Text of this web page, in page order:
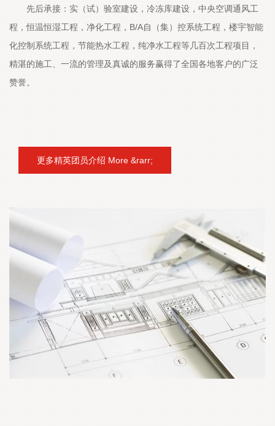
先后承接：实（试）验室建设，冷冻库建设，中央空调通风工
程，恒温恒湿工程，净化工程，B/A自（集）控系统工程，楼宇智能
化控制系统工程，节能热水工程，纯净水工程等几百次工程项目，
精湛的施工、一流的管理及真诚的服务赢得了全国各地客户的广泛
赞誉。
更多精英团员介绍 More &rarr;